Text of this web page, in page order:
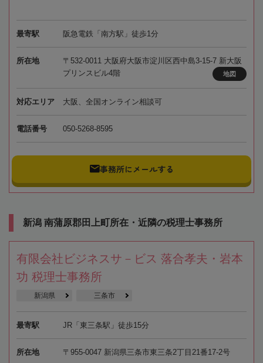
最寄駅 阪急電鉄「南方駅」徒歩1分
所在地
〒532-0011 大阪府大阪市淀川区西中島3-15-7 新大阪
プリンスビル4階
地図
対応エリア 大阪、全国オンライン相談可
電話番号 050-5268-8595
事務所にメールする
新潟 南蒲原郡田上町所在・近隣の税理士事務所
有限会社ビジネスサ－ビス 落合孝夫・岩本
功 税理士事務所
新潟県 三条市
最寄駅 JR「東三条駅」徒歩15分
所在地 〒955-0047 新潟県三条市東三条2丁目21番17-2号